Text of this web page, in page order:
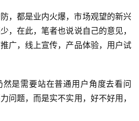
，都是业内火爆，市场观望的新兴
，在此，笔者也说说自己的意见，
广，线上宣传，产品体验，用户试
然是需要站在普通用户角度去看问
问题，而是实不实用，好不好用，